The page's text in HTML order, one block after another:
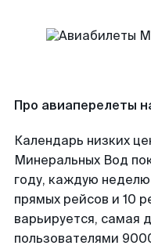
Про авиаперелеты
Календарь низких
Минеральных Вод
году, каждую
прямых рейсов и 10
варьируется, самая
пользователями